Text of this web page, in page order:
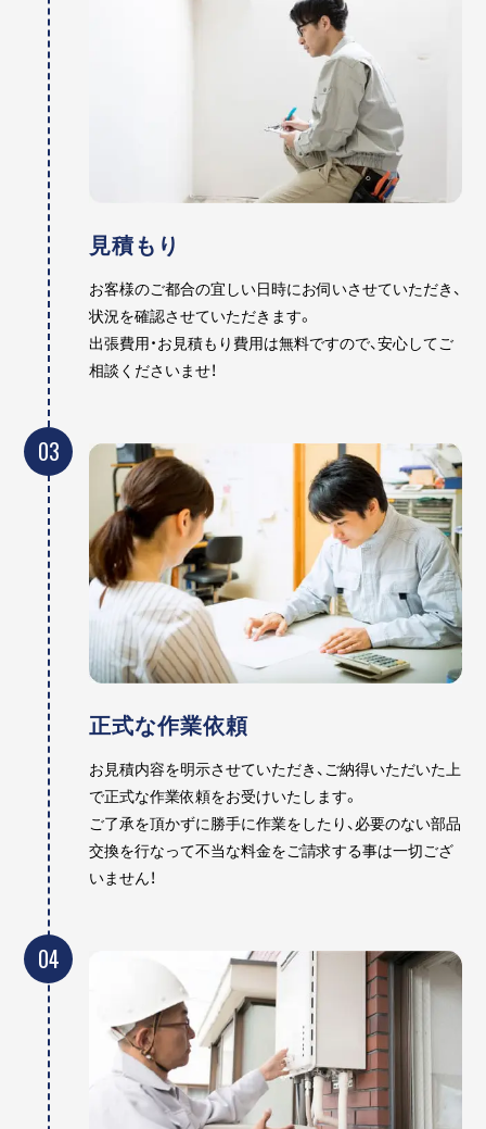
見積もり
お客様のご都合の宜しい日時にお伺いさせていただき、
状況を確認させていただきます。
出張費用・お見積もり費用は無料ですので、安心してご
相談くださいませ！
03
正式な作業依頼
お見積内容を明示させていただき、ご納得いただいた上
で正式な作業依頼をお受けいたします。
ご了承を頂かずに勝手に作業をしたり、必要のない部品
交換を行なって不当な料金をご請求する事は一切ござ
いません！
04